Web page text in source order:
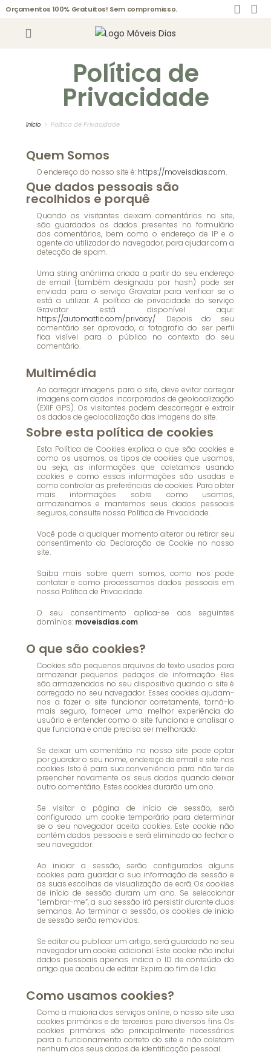
Orçamentos 100% Gratuitos! Sem compromisso.
Política de
Privacidade
Início > Política de Privacidade
Quem Somos
O endereço do nosso site é: https://moveisdias.com.
Que dados pessoais são
recolhidos e porquê
Quando os visitantes deixam comentários no site,
são guardados os dados presentes no formulário
dos comentários, bem como o endereço de IP e o
agente do utilizador do navegador, para ajudar com a
detecção de spam.
Uma string anónima criada a partir do seu endereço
de email (também designada por hash) pode ser
enviada para o serviço Gravatar para verificar se o
está a utilizar. A política de privacidade do serviço
Gravatar está disponível aqui:
https://automattic.com/privacy/. Depois do seu
comentário ser aprovado, a fotografia do ser perfil
fica visível para o público no contexto do seu
comentário.
Multimédia
Ao carregar imagens para o site, deve evitar carregar
imagens com dados incorporados de geolocalização
(EXIF GPS). Os visitantes podem descarregar e extrair
os dados de geolocalização das imagens do site.
Sobre esta política de cookies
Esta Política de Cookies explica o que são cookies e
como os usamos, os tipos de cookies que usamos,
ou seja, as informações que coletamos usando
cookies e como essas informações são usadas e
como controlar as preferências de cookies. Para obter
mais informações sobre como usamos,
armazenamos e mantemos seus dados pessoais
seguros, consulte nossa Política de Privacidade.
Você pode a qualquer momento alterar ou retirar seu
consentimento da Declaração de Cookie no nosso
site.
Saiba mais sobre quem somos, como nos pode
contatar e como processamos dados pessoais em
nossa Política de Privacidade.
O seu consentimento aplica-se aos seguintes
domínios: moveisdias.com
O que são cookies?
Cookies são pequenos arquivos de texto usados para
armazenar pequenos pedaços de informação. Eles
são armazenados no seu dispositivo quando o site é
carregado no seu navegador. Esses cookies ajudam-
nos a fazer o site funcionar corretamente, torná-lo
mais seguro, fornecer uma melhor experiência do
usuário e entender como o site funciona e analisar o
que funciona e onde precisa ser melhorado.
Se deixar um comentário no nosso site pode optar
por guardar o seu nome, endereço de email e site nos
cookies. Isto é para sua conveniência para não ter de
preencher novamente os seus dados quando deixar
outro comentário. Estes cookies durarão um ano.
Se visitar a página de início de sessão, será
configurado um cookie temporário para determinar
se o seu navegador aceita cookies. Este cookie não
contém dados pessoais e será eliminado ao fechar o
seu navegador.
Ao iniciar a sessão, serão configurados alguns
cookies para guardar a sua informação de sessão e
as suas escolhas de visualização de ecrã. Os cookies
de início de sessão duram um ano. Se seleccionar
“Lembrar-me”, a sua sessão irá persistir durante duas
semanas. Ao terminar a sessão, os cookies de inicio
de sessão serão removidos.
Se editar ou publicar um artigo, será guardado no seu
navegador um cookie adicional. Este cookie não inclui
dados pessoais apenas indica o ID de conteúdo do
artigo que acabou de editar. Expira ao fim de 1 dia.
Como usamos cookies?
Como a maioria dos serviços online, o nosso site usa
cookies primários e de terceiros para diversos fins. Os
cookies primários são principalmente necessários
para o funcionamento correto do site e não coletam
nenhum dos seus dados de identificação pessoal.